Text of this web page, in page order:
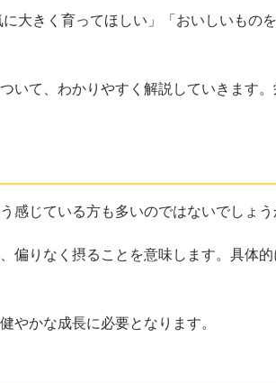
大きく育ってほしい」「おいしいもの
いて、わかりやすく解説していきます
感じている方も多いのではないでしょう
りなく摂ることを意味します。具体
やかな成長に必要となります。